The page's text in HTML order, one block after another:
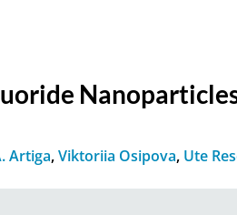
Artiga,Viktoriia Osipova, Ute